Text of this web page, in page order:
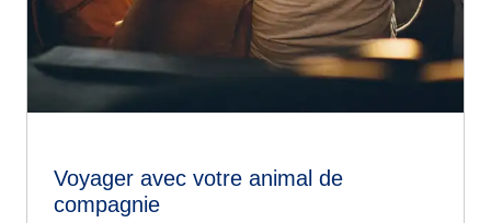
Voyager avec votre animal de
compagnie